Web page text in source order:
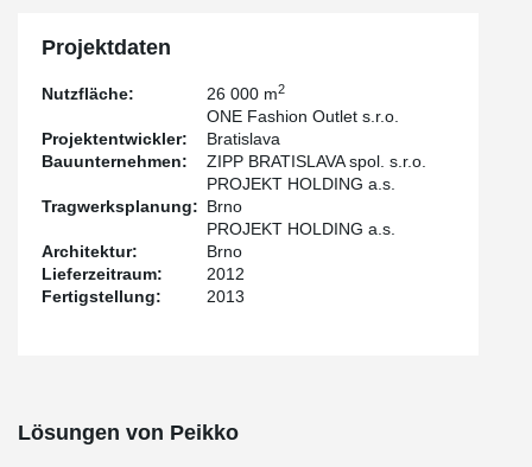
Projektdaten
Nutzfläche: 26 000 m2
Projektentwickler:
ONE Fashion Outlet s.r.o.
Bratislava
Bauunternehmen:
ZIPP BRATISLAVA spol. s.r.o.
Tragwerksplanung:
PROJEKT HOLDING a.s.
Brno
Architektur:
PROJEKT HOLDING a.s.
Brno
Lieferzeitraum:
2012
Fertigstellung:
2013
Lösungen von Peikko